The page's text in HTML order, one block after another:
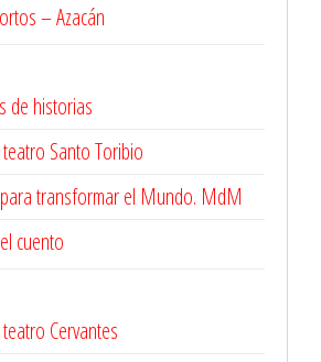
– Azacán
de historias
Santo Toribio
transformar el Mundo. MdM
cuento
Cervantes